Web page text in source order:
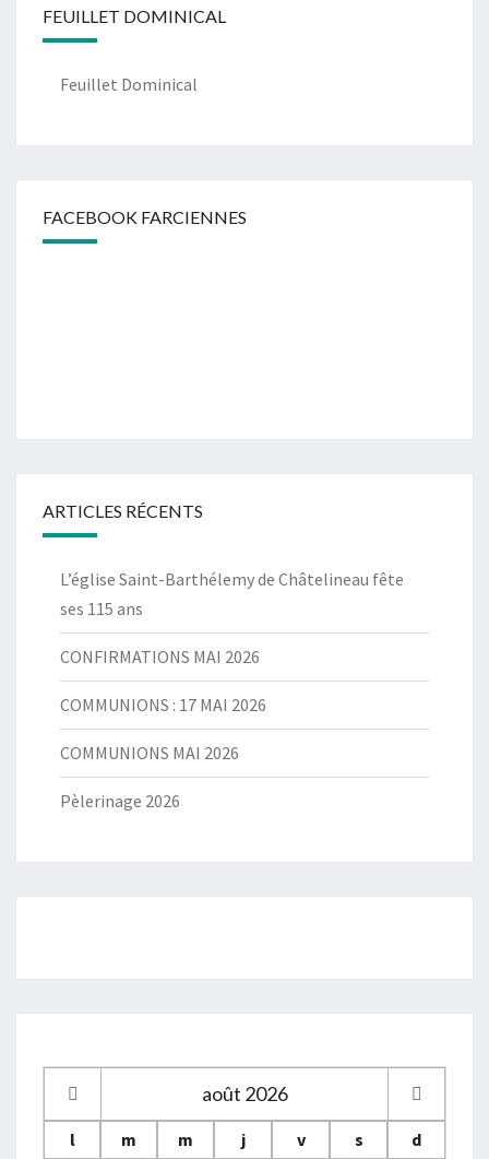
FEUILLET DOMINICAL
Feuillet Dominical
FACEBOOK FARCIENNES
ARTICLES RÉCENTS
L’église Saint-Barthélemy de Châtelineau fête
ses 115 ans
CONFIRMATIONS MAI 2026
COMMUNIONS : 17 MAI 2026
COMMUNIONS MAI 2026
Pèlerinage 2026
août 2026
l m m j v s
d